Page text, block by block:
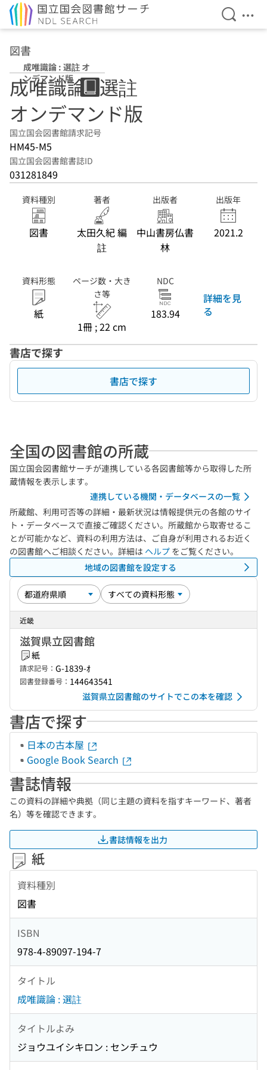
検索を
メ
図書
成唯識論 : 選註 オ
ンデマンド版
成唯識論 : 選註
オンデマンド版
国立国会図書館請求記号
HM45-M5
国立国会図書館書誌ID
031281849
資料種別
図書
著者
太田久紀 編
註
出版者
中山書房仏書
林
出版年
2021.2
資料形態
紙
ページ数・大き
さ等
1冊 ; 22 cm
NDC
183.94
詳細を見
る
書店で探す
書店で探す
全国の図書館の所蔵
国立国会図書館サーチが連携している各図書館等から取得した所
蔵情報を表示します。
連携している機関・データベースの一覧
所蔵館、利用可否等の詳細・最新状況は情報提供元の各館のサイ
ト・データベースで直接ご確認ください。所蔵館から取寄せるこ
とが可能かなど、資料の利用方法は、ご自身が利用されるお近く
の図書館へご相談ください。詳細は ヘルプ をご覧ください。
地域の図書館を設定する
近畿
滋賀県立図書館
紙
請求記号： G-1839-ｵ
図書登録番号： 144643541
滋賀県立図書館のサイトでこの本を確認
書店で探す
日本の古本屋
Google Book Search
書誌情報
この資料の詳細や典拠（同じ主題の資料を指すキーワード、著者
名）等を確認できます。
書誌情報を出力
紙
資料種別
図書
ISBN
978-4-89097-194-7
タイトル
成唯識論 : 選註
タイトルよみ
ジョウユイシキロン : センチュウ